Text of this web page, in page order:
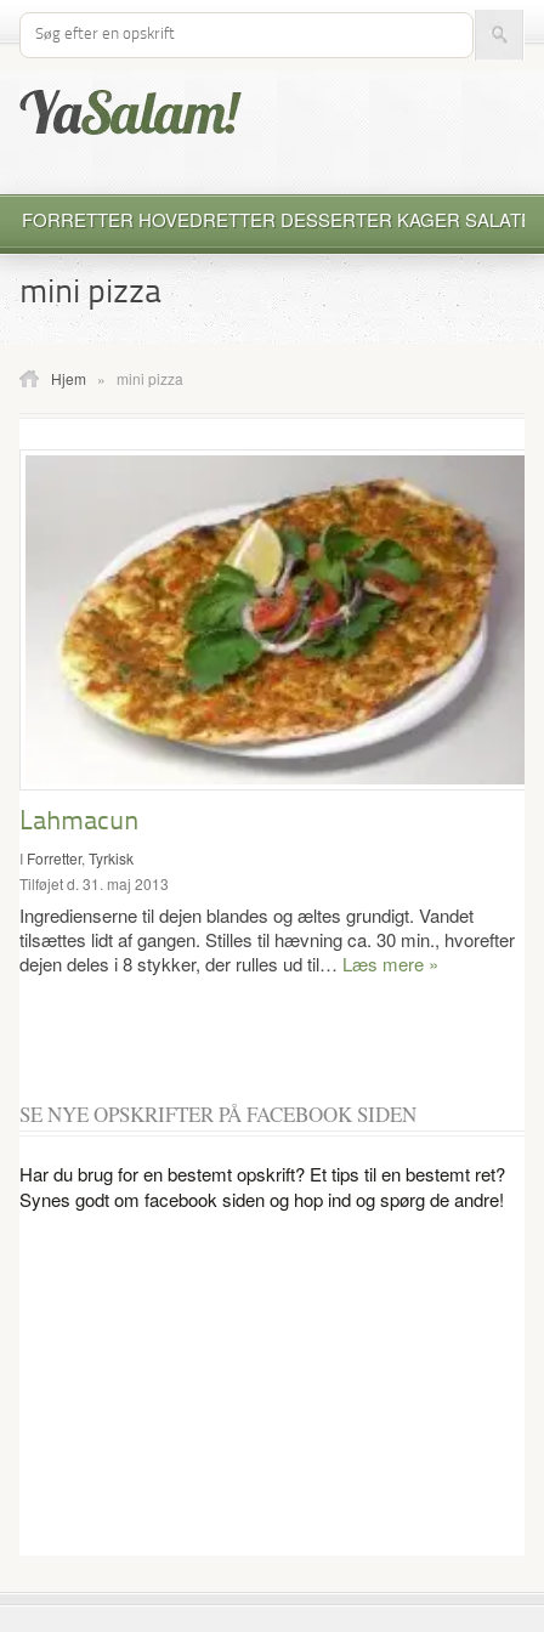
Søg efter opskrift
FORRETTER HOVEDRETTER DESSERTER KAGER
mini pizza
Hjem » mini pizza
Lahmacun
I Forretter, Tyrkisk
Tilføjet d. 31. maj 2013
Ingredienserne til dejen blandes og æltes grundigt. Vandet
tilsættes lidt af gangen. Stilles til hævning ca. 30 min., hvorefter
dejen deles i 8 stykker, der rulles ud til… Læs mere »
SE NYE OPSKRIFTER PÅ FACEBOOK SIDEN
Har du brug for en bestemt opskrift? Et tips til en bestemt ret?
Synes godt om facebook siden og hop ind og spørg de andre!